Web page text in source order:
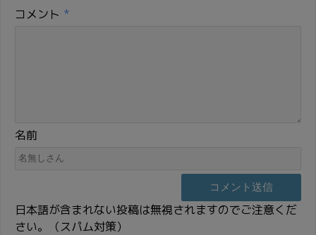
コメント *
名前
日本語が含まれない投稿は無視されますのでご注意くだ
さい。（スパム対策）